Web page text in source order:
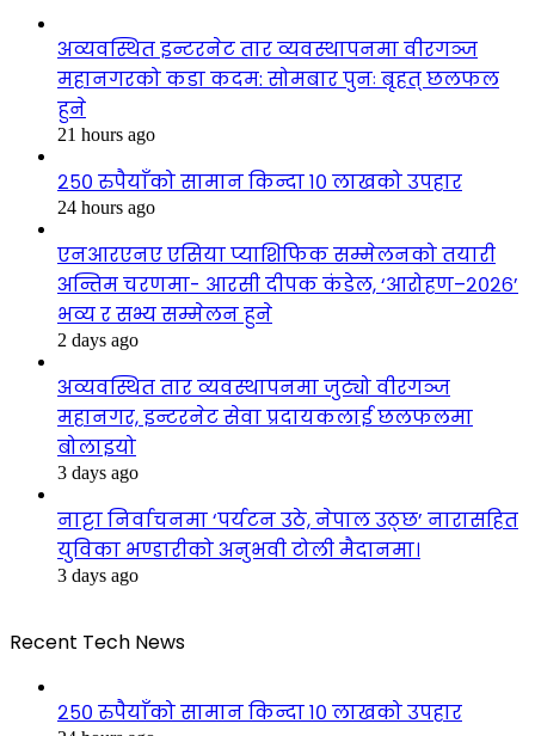
अव्यवस्थित इन्टरनेट तार व्यवस्थापनमा वीरगञ्ज
महानगरको कडा कदम: सोमबार पुनः बृहत् छलफल
हुने
21 hours ago
२५० रुपैयाँको सामान किन्दा १० लाखको उपहार
24 hours ago
एनआरएनए एसिया प्याशिफिक सम्मेलनको तयारी
अन्तिम चरणमा- आरसी दीपक कंडेल, ‘आरोहण–२०२६’
भव्य र सभ्य सम्मेलन हुने
2 days ago
अव्यवस्थित तार व्यवस्थापनमा जुट्यो वीरगञ्ज
महानगर, इन्टरनेट सेवा प्रदायकलाई छलफलमा
बोलाइयो
3 days ago
नाट्टा निर्वाचनमा ‘पर्यटन उठे, नेपाल उठ्छ’ नारासहित
युविका भण्डारीको अनुभवी टोली मैदानमा।
3 days ago
Recent Tech News
२५० रुपैयाँको सामान किन्दा १० लाखको उपहार